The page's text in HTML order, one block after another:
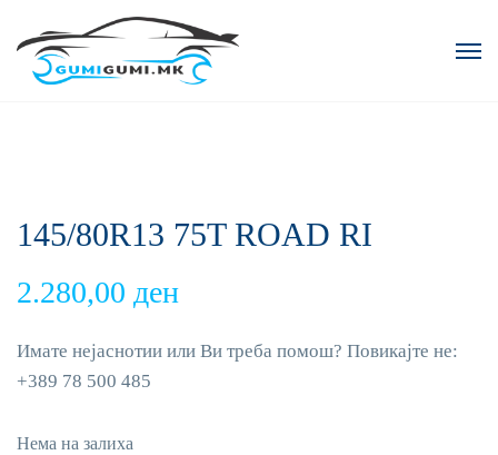
145/80R13 75T ROAD RI
2.280,00 ден
Имате нејаснотии или Ви треба помош? Повикајте не:
+389 78 500 485
Нема на залиха